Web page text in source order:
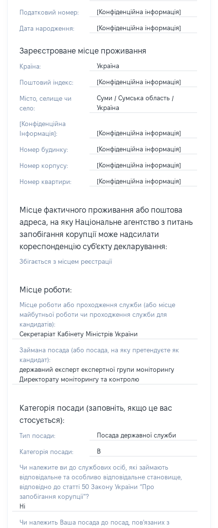
Податковий номер: [Конфіденційна інформація]
Дата народження: [Конфіденційна інформація]
Зареєстроване місце проживання
Країна: Україна
Поштовий індекс: [Конфіденційна інформація]
Місто, селище чи
село:
Суми / Сумська область /
Україна
[Конфіденційна
Інформація]:
[Конфіденційна інформація]
Номер будинку: [Конфіденційна інформація]
Номер корпусу: [Конфіденційна інформація]
Номер квартири: [Конфіденційна інформація]
Місце фактичного проживання або поштова
адреса, на яку Національне агентство з питань
запобігання корупції може надсилати
кореспонденцію суб'єкту декларування:
Збігається з місцем реєстрації
Місце роботи:
Місце роботи або проходження служби (або місце
майбутньої роботи чи проходження служби для
кандидатів):
Секретаріат Кабінету Міністрів України
Займана посада (або посада, на яку претендуєте як
кандидат):
державний експерт експертної групи моніторингу
Директорату моніторингу та контролю
Категорія посади (заповніть, якщо це вас
стосується):
Тип посади: Посада державної служби
Категорія посади: В
Чи належите ви до службових осіб, які займають
відповідальне та особливо відповідальне становище,
відповідно до статті 50 Закону України “Про
запобігання корупції”?
Ні
Чи належить Ваша посада до посад, пов'язаних з